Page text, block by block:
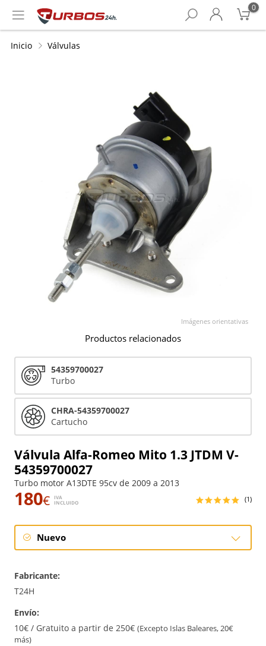
0
Inicio Válvulas
Válvula Alfa-Romeo Mito 1.3 JTDM V-
54359700027
Turbo motor A13DTE 95cv de 2009 a 2013
180€
IVA
INCLUIDO
(1)
Nuevo
Fabricante:
T24H
Envío:
10€ / Gratuito a partir de 250€ (Excepto Islas Baleares, 20€
más)
Imágenes orientativas
Productos relacionados
54359700027
Turbo
CHRA-54359700027
Cartucho